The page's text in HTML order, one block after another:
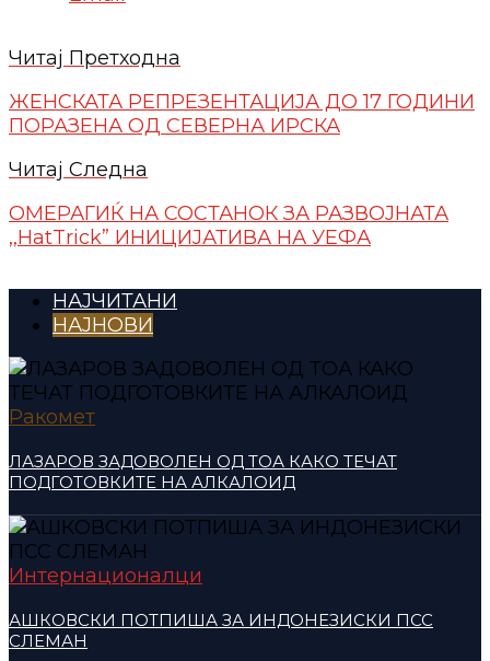
Читај Претходна
ЖЕНСКАТА РЕПРЕЗЕНТАЦИЈА ДО 17 ГОДИНИ
ПОРАЗЕНА ОД СЕВЕРНА ИРСКА
Читај Следна
ОМЕРАГИЌ НА СОСТАНОК ЗА РАЗВОЈНАТА
,,HatTrick” ИНИЦИЈАТИВА НА УЕФА
НАЈЧИТАНИ
НАЈНОВИ
Ракомет
ЛАЗАРОВ ЗАДОВОЛЕН ОД ТОА КАКО ТЕЧАТ
ПОДГОТОВКИТЕ НА АЛКАЛОИД
Интернационалци
АШКОВСКИ ПОТПИША ЗА ИНДОНЕЗИСКИ ПСС
СЛЕМАН